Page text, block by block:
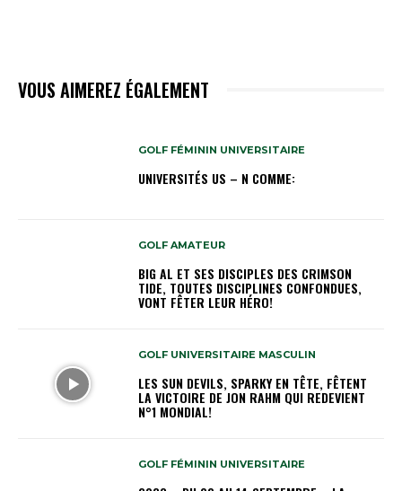
VOUS AIMEREZ ÉGALEMENT
GOLF FÉMININ UNIVERSITAIRE
UNIVERSITÉS US – N COMME:
GOLF AMATEUR
BIG AL ET SES DISCIPLES DES CRIMSON
TIDE, TOUTES DISCIPLINES CONFONDUES,
VONT FÊTER LEUR HÉRO!
GOLF UNIVERSITAIRE MASCULIN
LES SUN DEVILS, SPARKY EN TÊTE, FÊTENT
LA VICTOIRE DE JON RAHM QUI REDEVIENT
N°1 MONDIAL!
GOLF FÉMININ UNIVERSITAIRE